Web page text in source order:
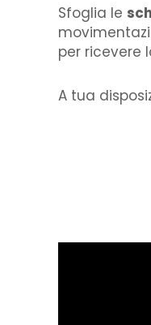
Sfoglia le
per ricevere
A tua